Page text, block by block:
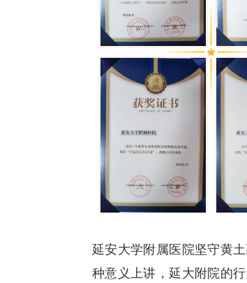
延安大学附属医院坚守黄
种意义上讲，延大附院的